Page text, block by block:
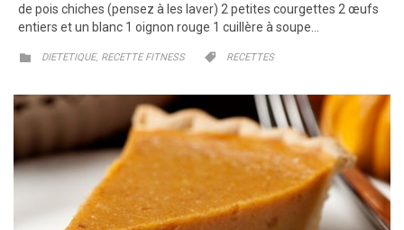
de pois chiches (pensez à les laver) 2 petites courgettes 2 œufs
entiers et un blanc 1 oignon rouge 1 cuillère à soupe…
 CATEGORY
DIETETIQUE, RECETTE FITNESS  CATEGORY
RECETTES